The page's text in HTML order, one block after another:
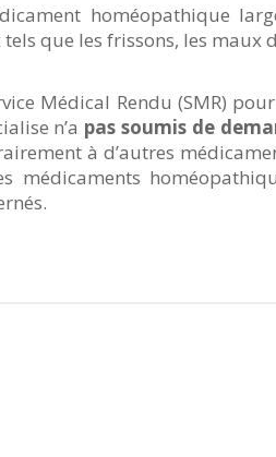
homéopathique
que les frissons, les maux
Médical Rendu (SMR)
n’a pas soumis de
à d’autres
médicaments